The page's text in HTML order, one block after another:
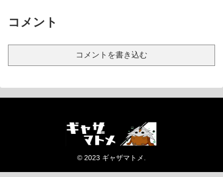
コメント
コメントを書き込む
© 2023 ギャザマトメ.